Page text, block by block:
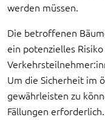
werden müssen.
Die betroffenen
ein potenzielles
Um die Sicherheit im
gewährleisten zu
Fällungen erforderlich.